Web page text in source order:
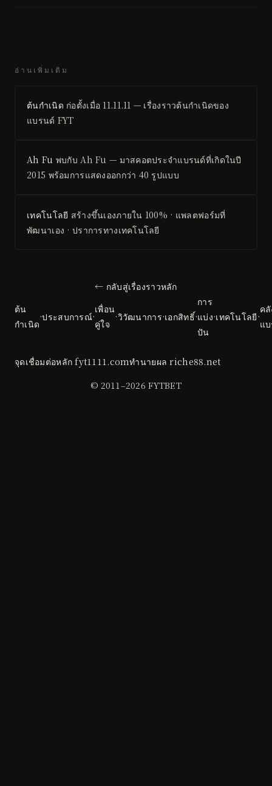
อ่านเพิ่มเติม
ต้นกำเนิด ก่อตั้งเมื่อ 11.11.11 — เรื่องราวต้นกำเนิดของ
แบรนด์ FYT
Ah Fu พบกับ Ah Fu — มาสคอตประจำแบรนด์ที่เกิดในปี
2015 พร้อมการแสดงออกกว่า 40 รูปแบบ
เทคโนโลยี สร้างขึ้นเองภายใน 100% · แพลตฟอร์มที่
พัฒนาเอง · ปราการทางเทคโนโลยี
← กลับสู่เรื่องราวหลัก
ต้น
กำเนิด
·ประสบการณ์·
เพื่อน
คู่ใจ
·วิวัฒนาการ·เอกสิทธิ์·
การ
แบ่ง
ปัน
·เทคโนโลยี ·
ค
แ
จุดเชื่อมต่อหลัก fyt1111.comทำนายผล riche88.net
© 2011–2026 FYTBET